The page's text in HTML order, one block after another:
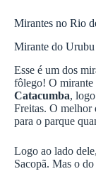
Mirantes no Rio
Mirante do Urubu
Esse é um dos
fôlego! O
Catacumba,
Freitas. O melhor
para o parque
Logo ao lado
Sacopã. Mas o